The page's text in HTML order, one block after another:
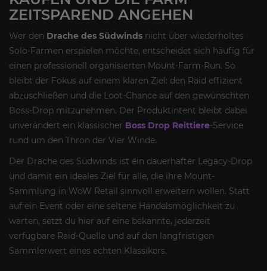
ZEITSPAREND ANGEHEN
Wer den Drache des Südwinds nicht über wiederholtes
Solo-Farmen erspielen möchte, entscheidet sich häufig für
einen professionell organisierten Mount-Farm-Run. So
bleibt der Fokus auf einem klaren Ziel: den Raid effizient
abzuschließen und die Loot-Chance auf den gewünschten
Boss-Drop mitzunehmen. Der Produktintent bleibt dabei
unverändert ein klassischer Boss Drop Reittiere-Service
rund um den Thron der Vier Winde.
Der Drache des Südwinds ist ein dauerhafter Legacy-Drop
und damit ein ideales Ziel für alle, die ihre Mount-
Sammlung in WoW Retail sinnvoll erweitern wollen. Statt
auf ein Event oder eine seltene Handelsmöglichkeit zu
warten, setzt du hier auf eine bekannte, jederzeit
verfügbare Raid-Quelle und auf den langfristigen
Sammlerwert eines echten Klassikers.